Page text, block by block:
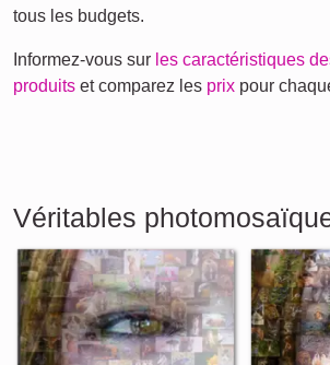
tous les budgets.
Informez-vous sur les caractéristiques
produits et comparez les prix pour
Véritables